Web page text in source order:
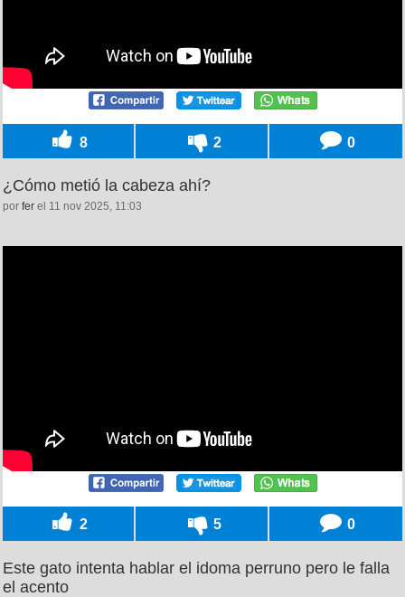
8 2 0
¿Cómo metió la cabeza ahí?
por fer el 11 nov 2025, 11:03
2 5 0
Este gato intenta hablar el idoma perruno pero le falla
el acento